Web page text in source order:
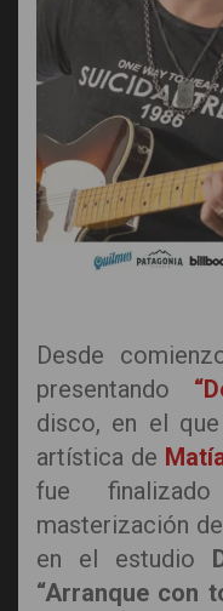
Desde
presentando
disco, en el
artística de
fue
masterización
en el estudio
“Arranque con